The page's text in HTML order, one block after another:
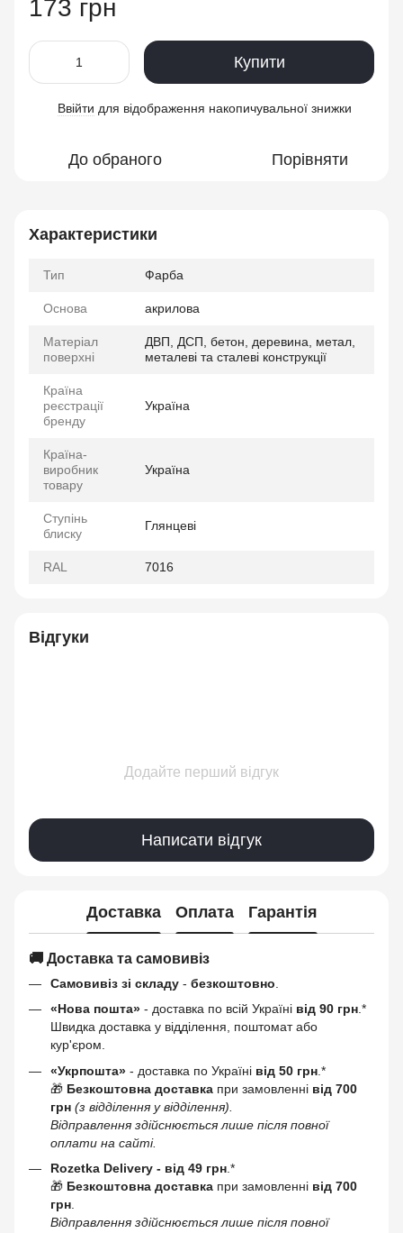
173 грн
Купити
Ввійти для відображення накопичувальної знижки
До обраного Порівняти
Характеристики
Тип Фарба
Основа акрилова
Матеріал
поверхні
ДВП, ДСП, бетон, деревина, метал,
металеві та сталеві конструкції
Країна
реєстрації
бренду
Україна
Країна-
виробник
товару
Україна
Ступінь
блиску
Глянцеві
RAL 7016
Відгуки
Додайте перший відгук
Написати відгук
Доставка Оплата Гарантія
🚚 Доставка та самовивіз
Самовивіз зі складу - безкоштовно
«Нова пошта» - доставка по всій Україні від 90 грн.*
Швидка доставка у відділення, поштомат або
кур'єром.
«Укрпошта» - доставка по Україні від 50 грн .*
🎁 Безкоштовна доставка при замовленні від 700
грн (з відділення у відділення).
Відправлення здійснюється лише після повної
оплати на сайті.
Rozetka Delivery - від 49 грн .*
🎁 Безкоштовна доставка при замовленні від 700
грн
Відправлення здійснюється лише після повної